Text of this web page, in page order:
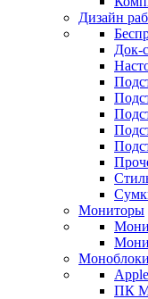
Дизайн
Док-
Мониторы
ПК